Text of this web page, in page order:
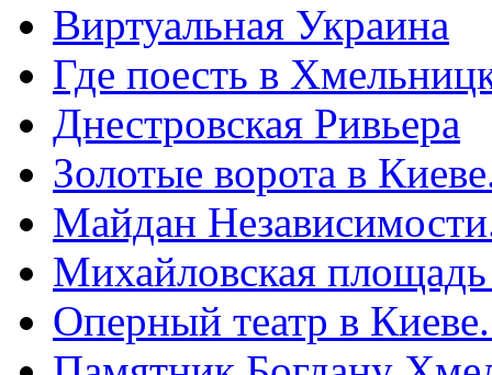
Виртуальная Украина
Где поесть в
Днестровская Ривьера
Золотые ворота в
Майдан
Михайловская
Оперный театр в